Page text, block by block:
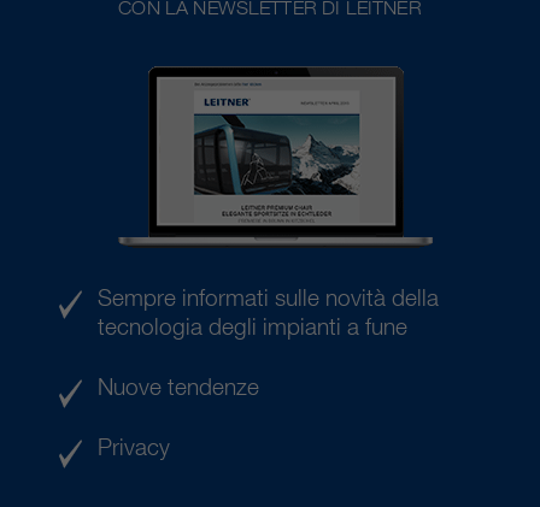
CON LA NEWSLETTER DI LEITNER
Sempre informati sulle novità della
tecnologia degli impianti a fune
Nuove tendenze
Privacy